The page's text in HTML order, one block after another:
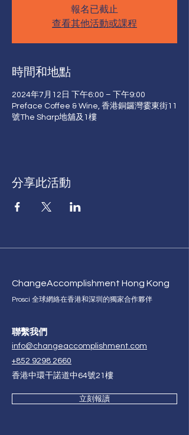
報名已截止
查看其他活動或課程
時間和地點
2024年7月12日 下午6:00 – 下午9:00
Preface Coffee & Wine, 香港銅鑼灣霎東街11
號The Sharp地舖及1樓
分享此活動
ChangeAccomplishment Hong Kong
Prosci 全球網絡在香港和深圳的獨家合作夥伴
聯繫我們
info@changeaccomplishment.com
+852 9298 2660
香港中環干諾道中64號21樓
立刻報讀